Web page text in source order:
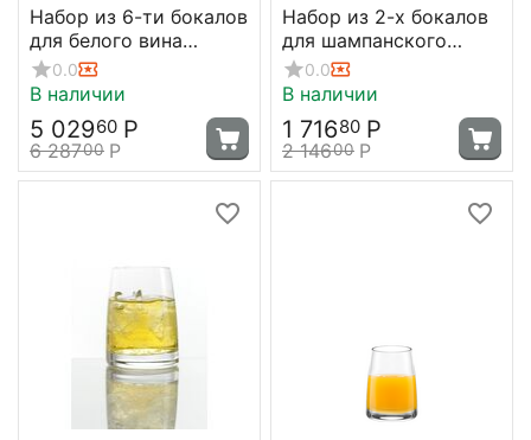
Набор из 6-ти бокалов
для белого вина
Experience 285 мл, D
74/3 мм, H 208 мм,
0.0
В наличии
5 02960 Р
6 28700 Р
Набор из 2-х бокалов
для шампанского
серия Experience
188мл; D=63,H=224мм,
0.0
В наличии
1 71680 Р
2 14600 Р